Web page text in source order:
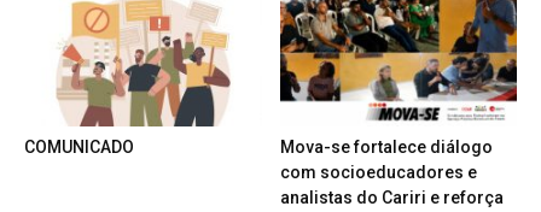
COMUNICADO
Mova-se fortalece diálogo
com socioeducadores e
analistas do Cariri e reforça